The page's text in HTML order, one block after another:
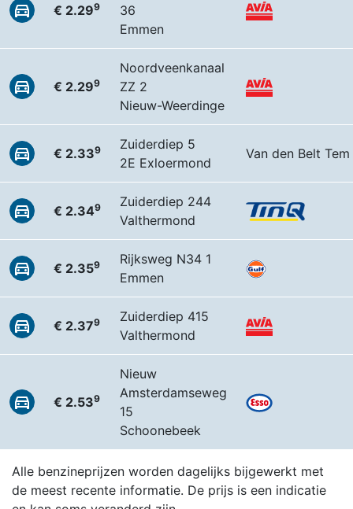
€ 2.299
36
Emmen
€ 2.299
Noordveenkanaal
ZZ 2
Nieuw-Weerdinge
€ 2.339
Zuiderdiep 5
2E Exloermond
Van den Belt Tem
€ 2.349
Zuiderdiep 244
Valthermond
€ 2.359
Rijksweg N34 1
Emmen
€ 2.379
Zuiderdiep 415
Valthermond
€ 2.539
Nieuw
Amsterdamseweg
15
Schoonebeek
Alle benzineprijzen worden dagelijks bijgewerkt met
de meest recente informatie. De prijs is een indicatie